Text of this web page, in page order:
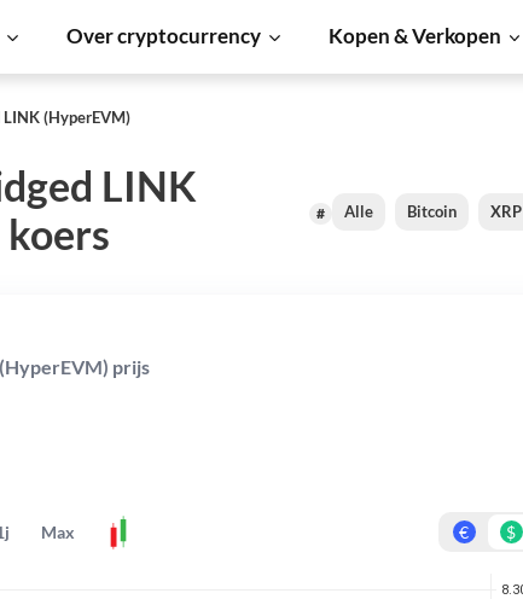
Over cryptocurrency Kopen & Verkopen
(HyperEVM)
LINK
# Alle Bitcoin XRP
prijs
Max € $